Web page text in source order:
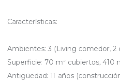
Características:
Ambientes: 3 (Living comedor, 2
Superficie: 70 m² cubiertos, 410
Antigüedad: 11 años